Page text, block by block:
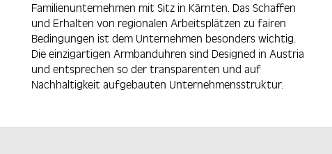
Familienunternehmen mit Sitz in Kärnten. Das Schaffen
und Erhalten von regionalen Arbeitsplätzen zu fairen
Bedingungen ist dem Unternehmen besonders wichtig.
Die einzigartigen Armbanduhren sind Designed in Austria
und entsprechen so der transparenten und auf
Nachhaltigkeit aufgebauten Unternehmensstruktur.